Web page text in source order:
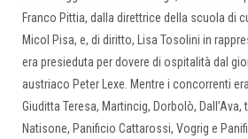
Franco Pittia, dalla direttrice della scuola di
Micol Pisa, e, di diritto, Lisa Tosolini in
era presieduta per dovere di ospitalità dal
austriaco Peter Lexe. Mentre i concorrenti
Giuditta Teresa, Martincig, Dorbolò, Dall’Ava,
Natisone, Panificio Cattarossi, Vogrig e